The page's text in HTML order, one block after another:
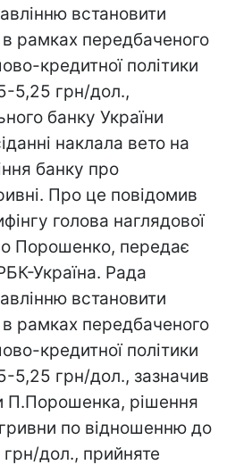
встановити
в рамках передбаченого
кредитної політики
5,25 грн/дол.,
банку України
наклала вето на
банку про
Про це повідомив
голова наглядової
Порошенко, передає
Україна. Рада
встановити
в рамках передбаченого
кредитної політики
5,25 грн/дол., зазначив
П.Порошенка, рішення
по відношенню до
дол., прийняте